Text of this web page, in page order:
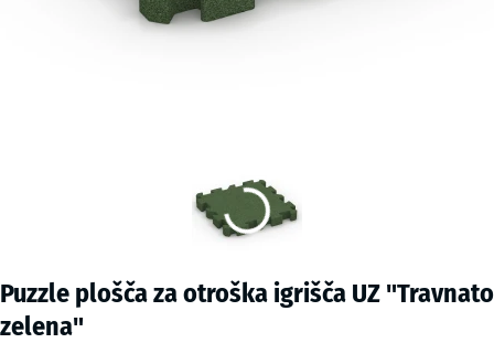
Puzzle plošča za otroška igrišča UZ "Travnato
zelena"